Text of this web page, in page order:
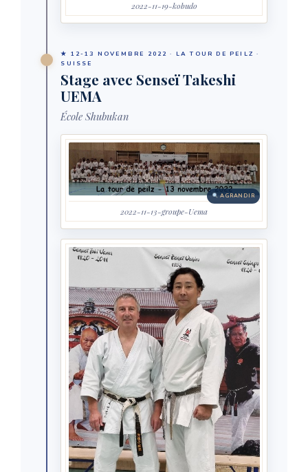
2022-11-19-kobudo
★ 12-13 NOVEMBRE 2022 · LA TOUR DE PEILZ ·
SUISSE
Stage avec Senseï Takeshi
UEMA
École Shubukan
AGRANDIR
2022-11-13-groupe-Uema